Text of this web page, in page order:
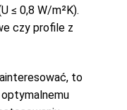
≤ 0,8 W/m²K).
czy profile z
to